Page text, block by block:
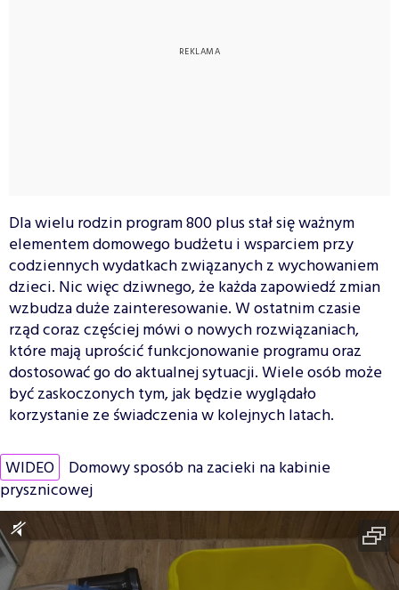
Dla wielu rodzin program 800 plus stał się ważnym
elementem domowego budżetu i wsparciem przy
codziennych wydatkach związanych z wychowaniem
dzieci. Nic więc dziwnego, że każda zapowiedź zmian
wzbudza duże zainteresowanie. W ostatnim czasie
rząd coraz częściej mówi o nowych rozwiązaniach,
które mają uprościć funkcjonowanie programu oraz
dostosować go do aktualnej sytuacji. Wiele osób może
być zaskoczonych tym, jak będzie wyglądało
korzystanie ze świadczenia w kolejnych latach.
WIDEO Domowy sposób na zacieki na kabinie
prysznicowej